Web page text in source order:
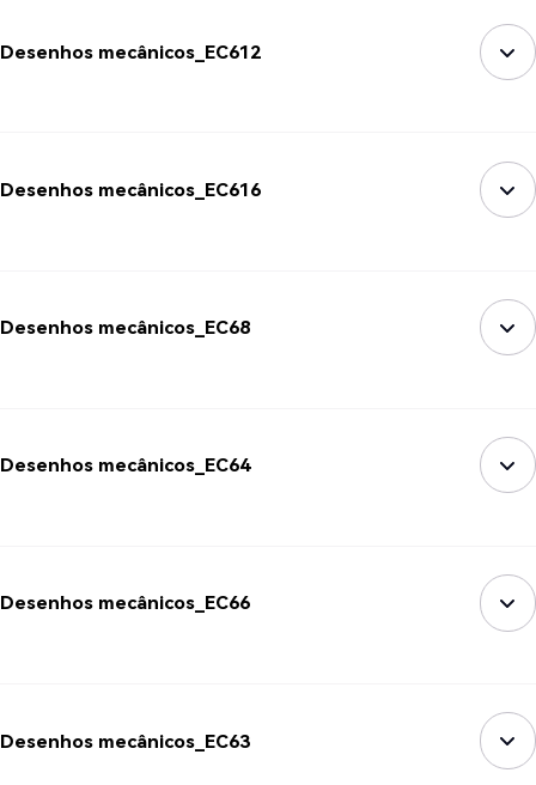
Desenhos mecânicos_EC612
Desenhos mecânicos_EC616
Desenhos mecânicos_EC68
Desenhos mecânicos_EC64
Desenhos mecânicos_EC66
Desenhos mecânicos_EC63